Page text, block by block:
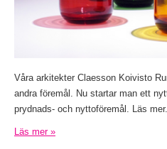
Våra arkitekter Claesson Koivisto
andra föremål. Nu startar man ett
prydnads- och nyttoföremål. Läs mer.
Läs mer »